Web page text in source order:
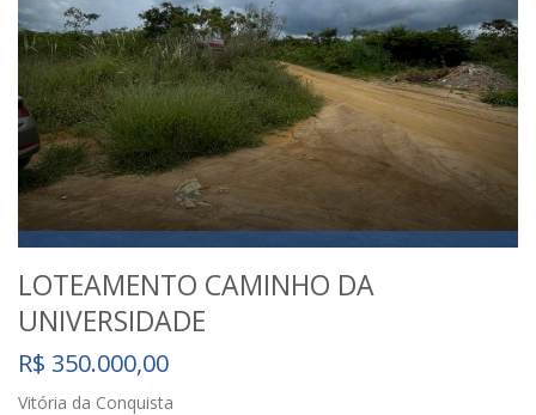
LOTEAMENTO CAMINHO DA
UNIVERSIDADE
R$ 350.000,00
Vitória da Conquista